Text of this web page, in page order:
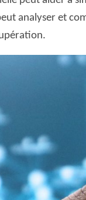
analyser et